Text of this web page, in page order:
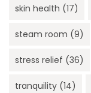
skin health (17)
steam room (9)
stress relief (36)
tranquility (14)